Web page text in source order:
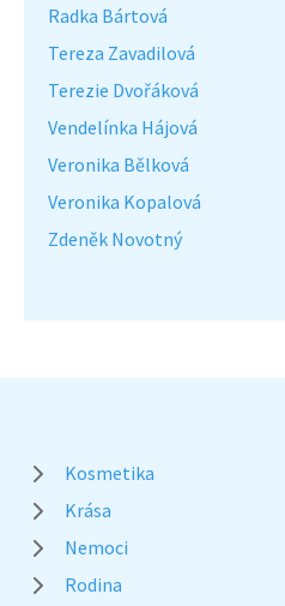
Radka Bártová
Tereza Zavadilová
Terezie Dvořáková
Vendelínka Hájová
Veronika Bělková
Veronika Kopalová
Zdeněk Novotný
Kosmetika
Krása
Nemoci
Rodina